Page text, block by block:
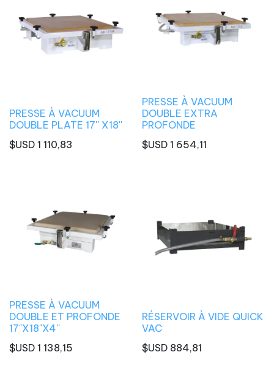
PRESSE À VACUUM
DOUBLE PLATE 17'' X18''
$USD 1 110,83
PRESSE À VACUUM
DOUBLE EXTRA
PROFONDE
$USD 1 654,11
PRESSE À VACUUM
DOUBLE ET PROFONDE
17"X18"X4''
$USD 1 138,15
RÉSERVOIR À VIDE QUICK
VAC
$USD 884,81